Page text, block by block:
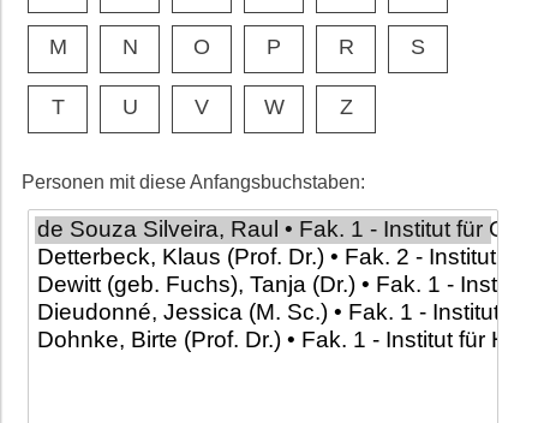
M N O P R S
T U V W Z
Personen mit diese Anfangsbuchstaben: